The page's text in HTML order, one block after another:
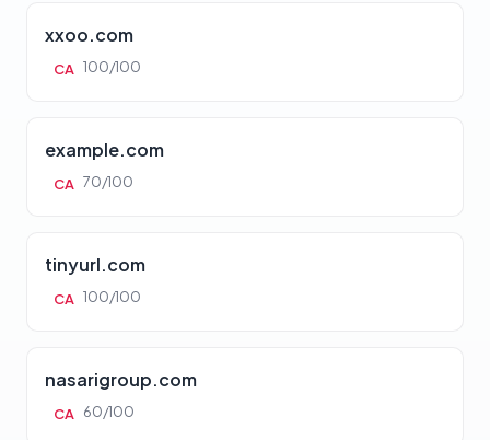
xxoo.com
CA 100/100
example.com
CA 70/100
tinyurl.com
CA 100/100
nasarigroup.com
CA 60/100